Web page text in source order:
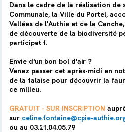
Dans le cadre de la réalisation de
Communale, la Ville du Portel,
Vallées de l'Authie et de la
de découverte de la biodiversité
participatif.
Envie d'un bon bol d'air ?
Venez passer cet après-midi en
de la falaise pour découvrir la
ce milieu.
GRATUIT - SUR INSCRIPTION
sur celine.fontaine@cpie-
ou au 03.21.04.05.79